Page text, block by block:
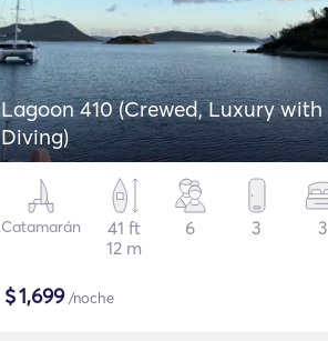
Lagoon 410 (Crewed, Luxury with
Diving)
Catamarán
41 ft
12 m
6 3 3
$1,699/noche